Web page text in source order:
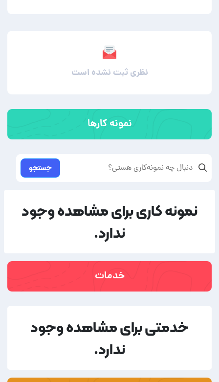
نظری ثبت نشده است
نمونه کارها
جستجو
نمونه کاری برای مشاهده وجود
ندارد.
خدمات
خدمتی برای مشاهده وجود
ندارد.